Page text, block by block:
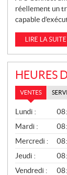
réellement un
capable
LIRE LA SUITE
HEURES
VENTES
V
E
N
T
E
S
Lundi :
Mardi :
Mercredi :
Jeudi :
Vendredi :